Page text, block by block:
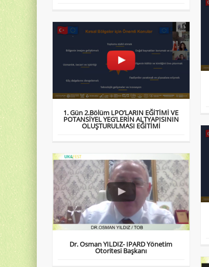
1. Gün 2.Bölüm LPO’LARIN EĞİTİMİ VE
POTANSİYEL YEG’LERİN ALTYAPISININ
OLUŞTURULMASI EĞİTİMİ
Dr. Osman YILDIZ- IPARD Yönetim
Otoritesi Başkanı